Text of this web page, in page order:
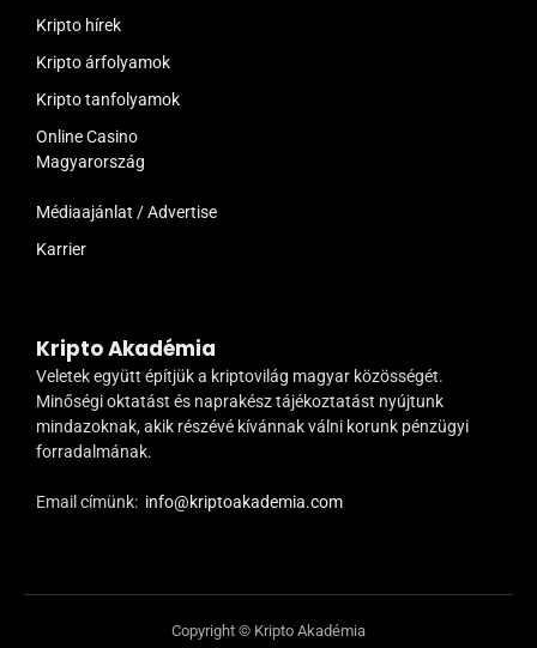
Kripto hírek
Kripto árfolyamok
Kripto tanfolyamok
Online Casino
Magyarország
Médiaajánlat / Advertise
Karrier
Kripto Akadémia
Veletek együtt építjük a kriptovilág magyar közösségét.
Minőségi oktatást és naprakész tájékoztatást nyújtunk
mindazoknak, akik részévé kívánnak válni korunk pénzügyi
forradalmának.
Email címünk: info@kriptoakademia.com
Copyright © Kripto Akadémia